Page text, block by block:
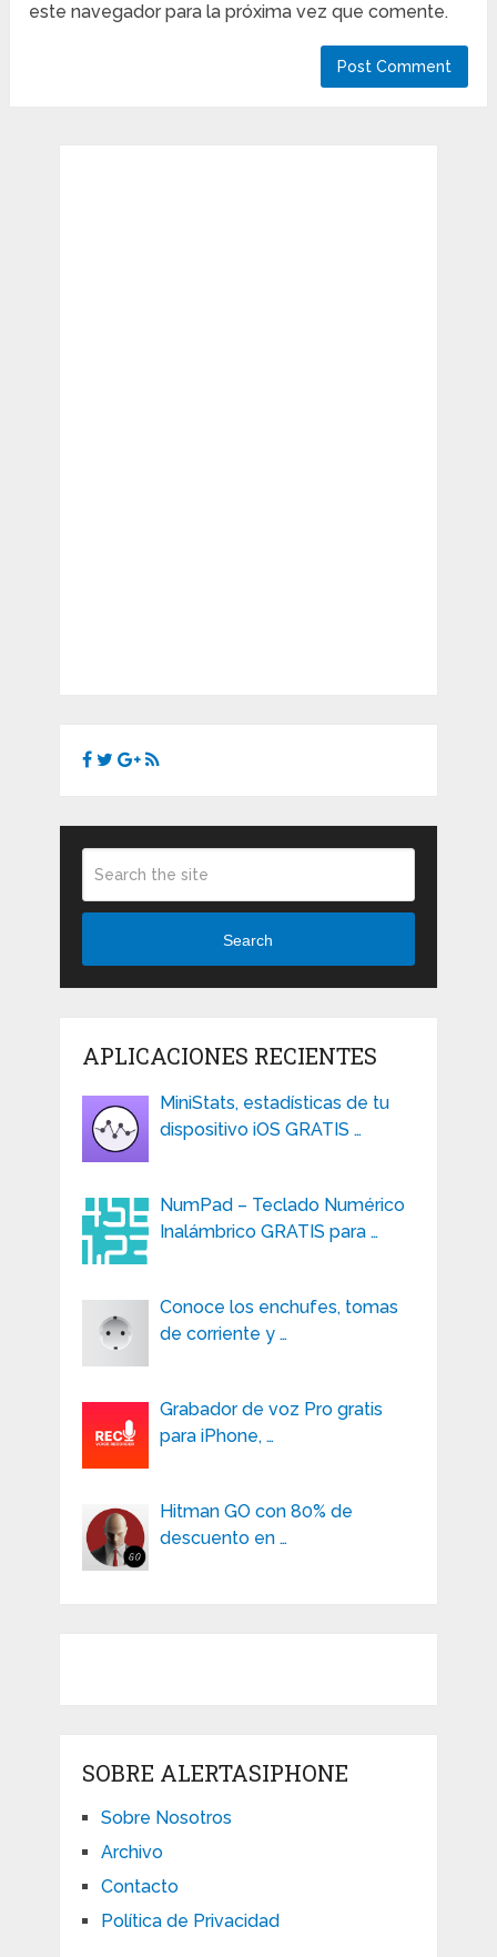
este navegador para la próxima vez que comente.
Search
APLICACIONES RECIENTES
MiniStats, estadísticas de tu
dispositivo iOS GRATIS …
NumPad – Teclado Numérico
Inalámbrico GRATIS para …
Conoce los enchufes, tomas
de corriente y …
Grabador de voz Pro gratis
para iPhone, …
Hitman GO con 80% de
descuento en …
SOBRE ALERTASIPHONE
Sobre Nosotros
Archivo
Contacto
Política de Privacidad